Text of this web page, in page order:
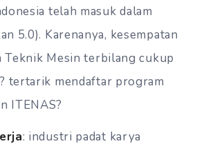
telah masuk dalam
5.0). Karenanya, kesempatan
Teknik Mesin terbilang cukup
tertarik mendaftar program
ITENAS?
: industri padat karya